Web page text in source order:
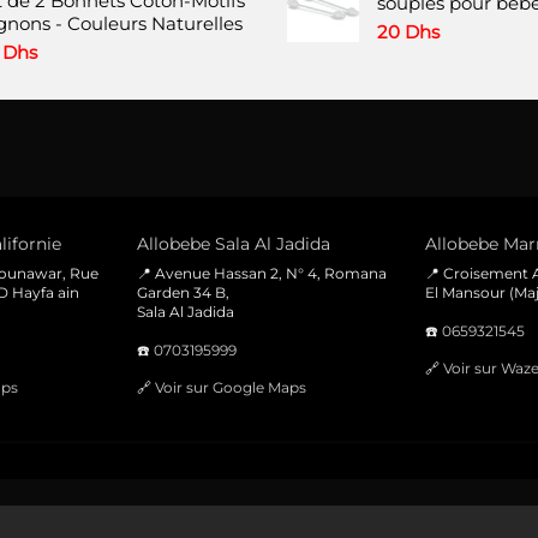
était :
est :
- Couleurs Naturelles
Dhs
20 Dhs
Rue
Hayfa ain
Allobebe Sala Al Jadida
📍 Avenue Hassan 2, N° 4, Romana
Garden 34 B,
Sala Al Jadida
☎️ 0703195999
🔗 Voir sur Google Maps
Allobebe
📍 Croisement
El Mansour
☎️ 0659321545
🔗 Voir sur Waze